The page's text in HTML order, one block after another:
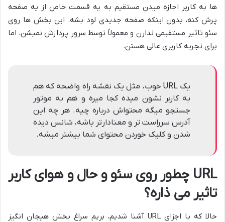
ها به کاربر اجازه میدن مستقیم به یه قسمت خاص از یه صفحه
پرش کنه، بدون اینکه صفحه جدیدی لود بشه. این بخش ها روی
سئو تاثیر مستقیمی ندارن و معمولاً توسط سرور پردازش نمیشن، اما
برای تجربه کاربری عالی هستن.
یک URL خوب، مثل یک نقشه راه واضحه که هم
به کاربر نشون میده کجا میره و هم به موتور
جستجو میگه محتواش درباره چیه. هر چه این
آدرس سرراست تر و معنادارتر باشه، شانس دیده
شدن و کلیک خوردن محتوای شما بیشتر میشه.
URL چطور روی سئو و حال و هوای کاربر
تاثیر می ذاره؟
حالا که با اجزای URL آشنا شدیم، بریم سراغ بخش هیجان انگیز